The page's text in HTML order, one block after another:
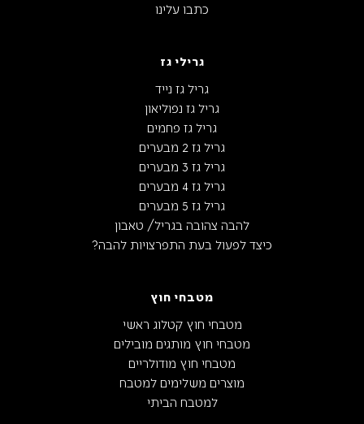
כתבו עלינו
גרילי גז
גריל גז נייד
גריל גז נפוליאון
גריל גז פחמים
גריל גז 2 מבערים
גריל גז 3 מבערים
גריל גז 4 מבערים
גריל גז 5 מבערים
להבה צהובה בגריל/ טאבון
כיצד לפעול בעת התפרצויות להבה?
מטבחי חוץ
מטבחי חוץ קטלוג ראשי
מטבחי חוץ מותגים מובילים
מטבחי חוץ מודולריים
מוצרים משלימים למטבח
למטבח הביתי